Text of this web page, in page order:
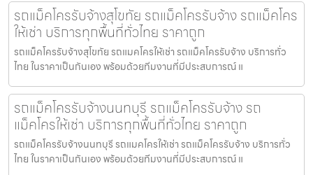
รถแม็คโครรับจ้างสุโขทัย รถแม็คโครรับจ้าง รถแม็คโคร
ให้เช่า บริการทุกพื้นที่ทั่วไทย ราคาถูก
รถแม็คโครรับจ้างสุโขทัย รถแมคโครให้เช่า รถแม็คโครรับจ้าง บริการทั่ว
ไทย ในราคาเป็นกันเอง พร้อมด้วยทีมงานที่มีประสบการณ์ แ
รถแม็คโครรับจ้างนนทบุรี รถแม็คโครรับจ้าง รถ
แม็คโครให้เช่า บริการทุกพื้นที่ทั่วไทย ราคาถูก
รถแม็คโครรับจ้างนนทบุรี รถแมคโครให้เช่า รถแม็คโครรับจ้าง บริการทั่ว
ไทย ในราคาเป็นกันเอง พร้อมด้วยทีมงานที่มีประสบการณ์ แ